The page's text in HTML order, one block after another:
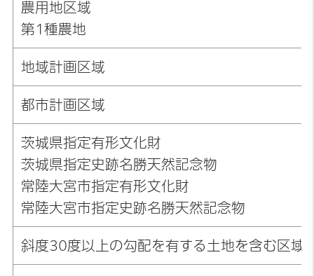
農用地区域
第1種農地
地域計画区域
都市計画区域
茨城県指定有形文化財
茨城県指定史跡名勝天然記念物
常陸大宮市指定有形文化財
常陸大宮市指定史跡名勝天然記念物
斜度30度以上の勾配を有する土地を含む区域